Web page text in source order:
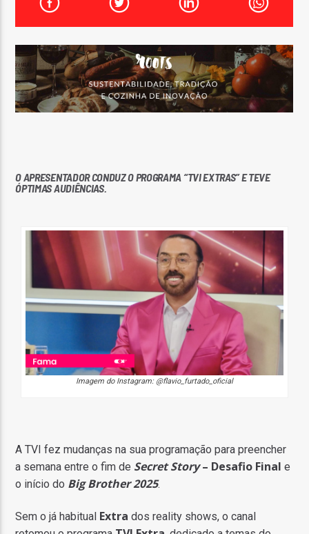
FAIXA ATUAL
TÍTULO
ARTISTA
ON FM
O APRESENTADOR CONDUZ O PROGRAMA “TVI EXTRAS” E TEVE
ÓPTIMAS AUDIÊNCIAS.
Imagem do Instagram: @flavio_furtado_oficial
A TVI fez mudanças na sua programação para preencher
a semana entre o fim de Secret Story– Desafio Final e
o início do Big Brother 2025.
Sem o já habitual Extra dos reality shows, o canal